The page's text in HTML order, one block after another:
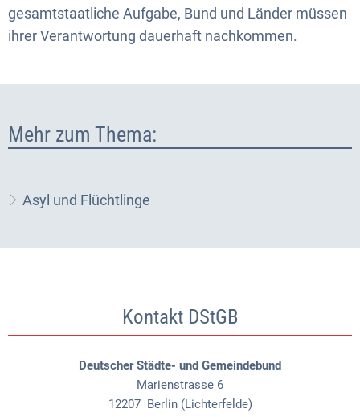
gesamtstaatliche Aufgabe, Bund und Länder müssen
ihrer Verantwortung dauerhaft nachkommen.
Mehr zum Thema:
Asyl und Flüchtlinge
Kontakt DStGB
Deutscher Städte- und Gemeindebund
Marienstrasse 6
12207 Berlin (Lichterfelde)